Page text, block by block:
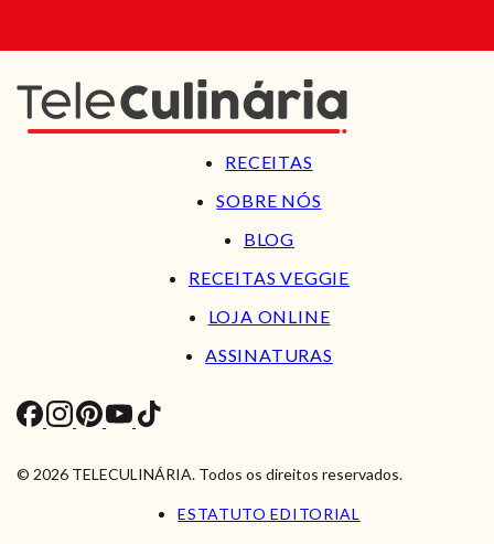
RECEITAS
SOBRE NÓS
BLOG
RECEITAS VEGGIE
LOJA ONLINE
ASSINATURAS
© 2026 TELECULINÁRIA. Todos os direitos reservados.
ESTATUTO EDITORIAL